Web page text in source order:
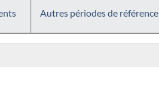
Autres périodes de référence